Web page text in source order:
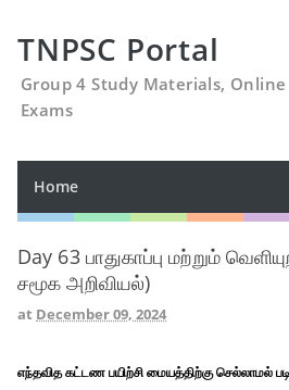
TNPSC Portal
Group 4 Study Materials, Online
Exams
Home
Day 63 பாதுகாப்பு மற்றும்
சமூக அறிவியல்)
at December 09, 2024
எந்தவித கட்டண பயிற்சி மையத்திற்கு செல்லாமல்